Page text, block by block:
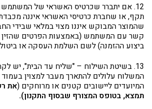
12. אם יתברר שכרטיס האשראי של המשתמש
תקף, או שחברת כרטיסי האשראי איננה
שהמוצר המבוקש איננו מצוי במלאי שבידי
קשר עם המשתמש (באמצעות הפרטים
ביצוע ההזמנה) לשם השלמת העסקה או
13. בשיטת השילוח – "שליח עד הבית", יש
המשלוח עלולים להתארך מעבר למצוין
המיועדים ליישובים קטנים או מרוחקים (את
תמצא, בטופס המצורף שבסוף התקנון).